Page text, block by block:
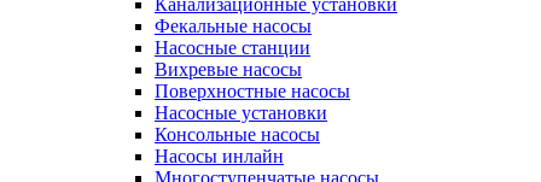
Канализационные установки
Фекальные насосы
Насосные станции
Вихревые насосы
Поверхностные насосы
Насосные установки
Консольные насосы
Насосы инлайн
Многоступенчатые насосы